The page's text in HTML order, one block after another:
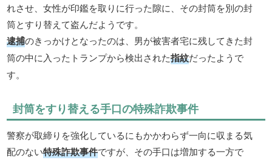
れさせ、女性が印鑑を取りに行った隙に、その封筒を別の封
筒とすり替えて盗んだようです。
逮捕のきっかけとなったのは、男が被害者宅に残してきた封
筒の中に入ったトランプから検出された指紋だったようで
す。
封筒をすり替える手口の特殊詐欺事件
警察が取締りを強化しているにもかかわらず一向に収まる気
配のない特殊詐欺事件ですが、その手口は増加する一方で